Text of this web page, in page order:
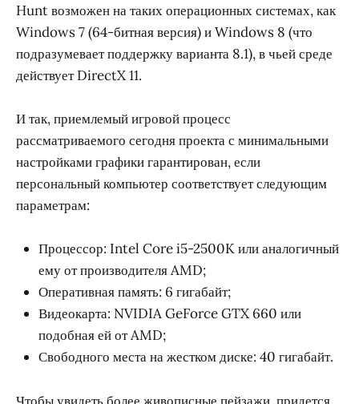
Hunt возможен на таких операционных системах, как
Windows 7 (64-битная версия) и Windows 8 (что
подразумевает поддержку варианта 8.1), в чьей среде
действует DirectX 11.
И так, приемлемый игровой процесс
рассматриваемого сегодня проекта с минимальными
настройками графики гарантирован, если
персональный компьютер соответствует следующим
параметрам:
Процессор: Intel Core i5-2500K или аналогичный
ему от производителя AMD;
Оперативная память: 6 гигабайт;
Видеокарта: NVIDIA GeForce GTX 660 или
подобная ей от AMD;
Свободного места на жестком диске: 40 гигабайт.
Чтобы увидеть более живописные пейзажи, придется